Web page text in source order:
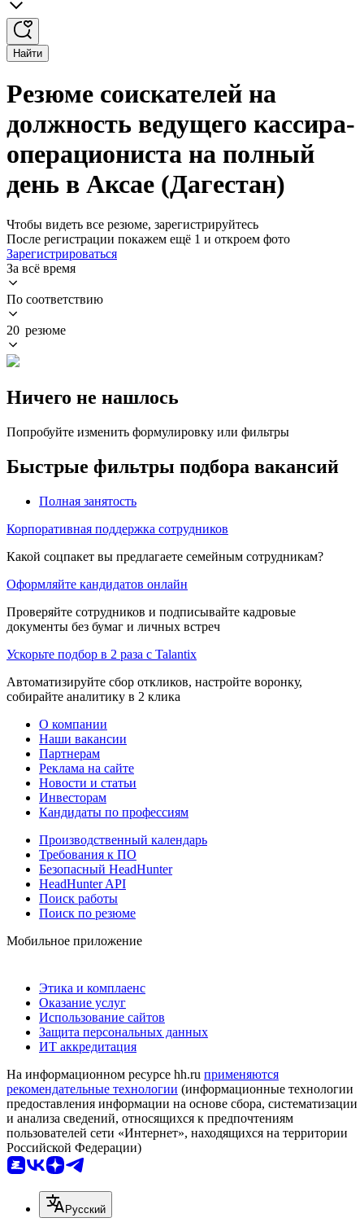
Найти
Резюме соискателей на
должность ведущего кассира-
операциониста на полный
день в Аксае (Дагестан)
Чтобы видеть все резюме, зарегистрируйтесь
После регистрации покажем ещё 1 и откроем фото
Зарегистрироваться
За всё время
По соответствию
20 резюме
Ничего не нашлось
Попробуйте изменить формулировку или фильтры
Быстрые фильтры подбора вакансий
Полная занятость
Корпоративная поддержка сотрудников
Какой соцпакет вы предлагаете семейным сотрудникам?
Оформляйте кандидатов онлайн
Проверяйте сотрудников и подписывайте кадровые
документы без бумаг и личных встреч
Ускорьте подбор в 2 раза с Talantix
Автоматизируйте сбор откликов, настройте воронку,
собирайте аналитику в 2 клика
О компании
Наши вакансии
Партнерам
Реклама на сайте
Новости и статьи
Инвесторам
Кандидаты по профессиям
Производственный календарь
Требования к ПО
Безопасный HeadHunter
HeadHunter API
Поиск работы
Поиск по резюме
Мобильное приложение
Этика и комплаенс
Оказание услуг
Использование сайтов
Защита персональных данных
ИТ аккредитация
На информационном ресурсе hh.ru применяются
рекомендательные технологии (информационные технологии
предоставления информации на основе сбора, систематизации
и анализа сведений, относящихся к предпочтениям
пользователей сети «Интернет», находящихся на территории
Российской Федерации)
Русский